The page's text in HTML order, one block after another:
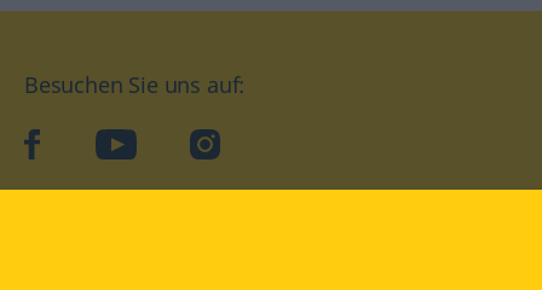
Besuchen Sie uns auf:
facebookYouTube Instagram